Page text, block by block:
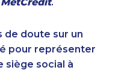
1-902-482-1301
de doute sur un
pour représenter
siège social à